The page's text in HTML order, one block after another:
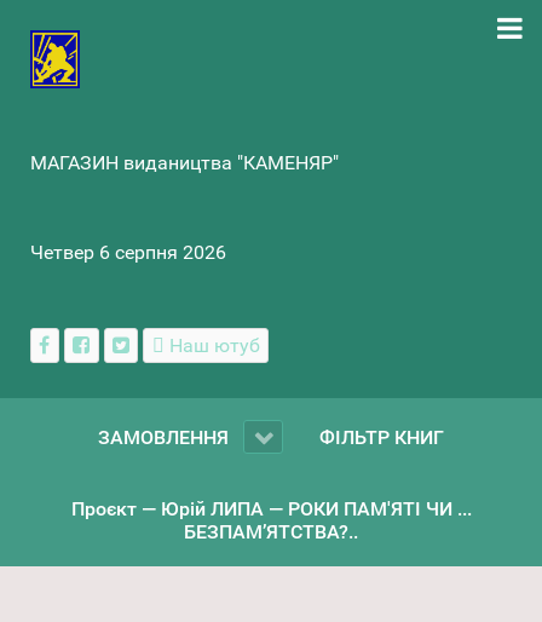
МАГАЗИН видаництва "КАМЕНЯР"
Четвер 6 серпня 2026
Наш ютуб
ЗАМОВЛЕННЯ ФІЛЬТР КНИГ
Проєкт — Юрій ЛИПА — РОКИ ПАМ'ЯТІ ЧИ ...
БЕЗПАМ’ЯТСТВА?..